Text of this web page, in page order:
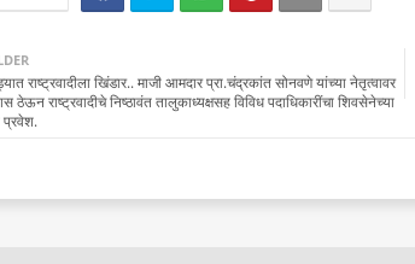
राष्ट्रवादीला खिंडार.. माजी आमदार प्रा.चंद्रकांत सोनवणे यांच्या नेतृत्वावर
ठेऊन राष्ट्रवादीचे निष्ठावंत तालुकाध्यक्षसह विविध पदाधिकारींचा शिवसेनेच्या